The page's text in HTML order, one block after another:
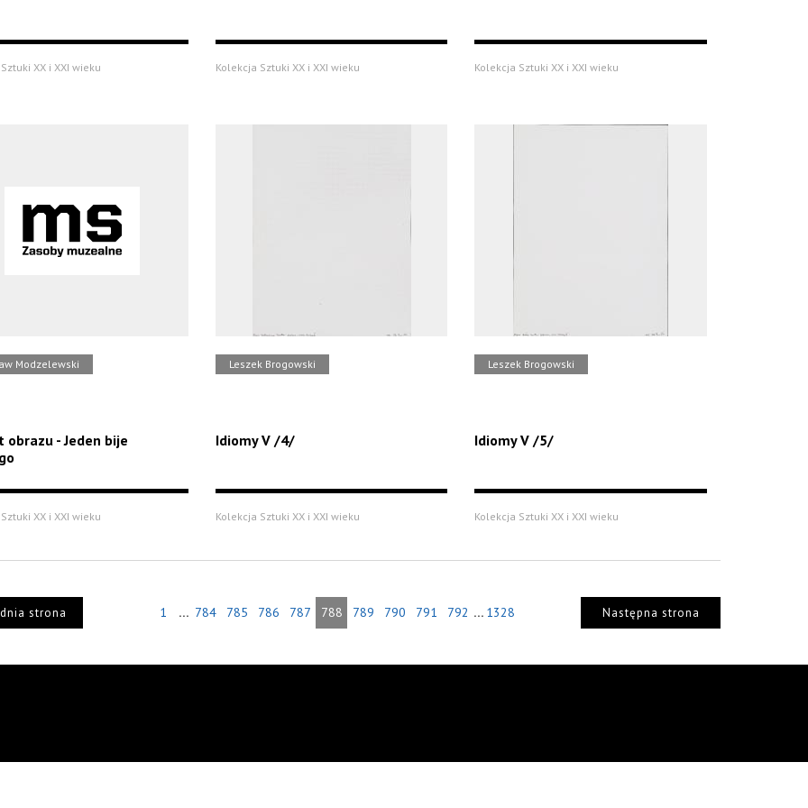
XX i XXI wieku Kolekcja Sztuki XX i XXI wieku Kolekcja Sztuki XX i XXI wieku
Modzelewski
obrazu - Jeden bije
XX i XXI wieku
Leszek Brogowski
Idiomy V /4/
Kolekcja Sztuki XX i XXI wieku
Leszek Brogowski
Idiomy V /5/
Kolekcja Sztuki XX i XXI wieku
strona 1 ... 784 785 786 787 788 789 790 791 792 ... 1328 Następna strona